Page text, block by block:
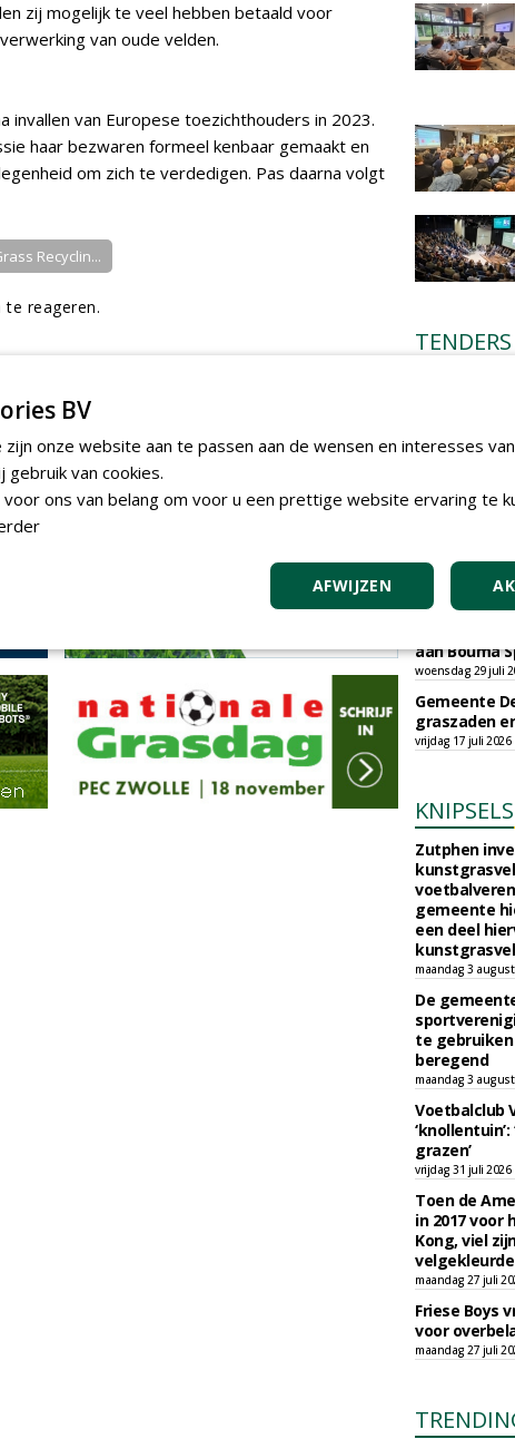
zij mogelijk te veel hebben betaald voor
van oude velden.
invallen van Europese toezichthouders in 2023.
haar bezwaren formeel kenbaar gemaakt en
om zich te verdedigen. Pas daarna volgt
Recyclin...
reageren.
TENDERS
Gemeente
sportpark
Egmond-
vrijdag 31 juli 2026
Gemeente
sportpark
donderdag 30 juli
Gemeente
woensdag 29 juli
Gemeente
aan Bouma
woensdag 29 juli
Gemeente
graszaden
vrijdag 17 juli 2026
KNIPSELS
Zutphen
gemeente
een deel
maandag 3
De
te
beregend
maandag 3
Voetbalclub
grazen’
vrijdag 31 juli 2026
Toen de
in 2017 voor
Kong, viel
maandag 27 juli
Friese Boys
voor
maandag 27 juli
BV
onze website aan te passen aan de wensen en interesses
gebruik van cookies.
ons van belang om voor u een prettige website ervaring te
AFWIJZEN